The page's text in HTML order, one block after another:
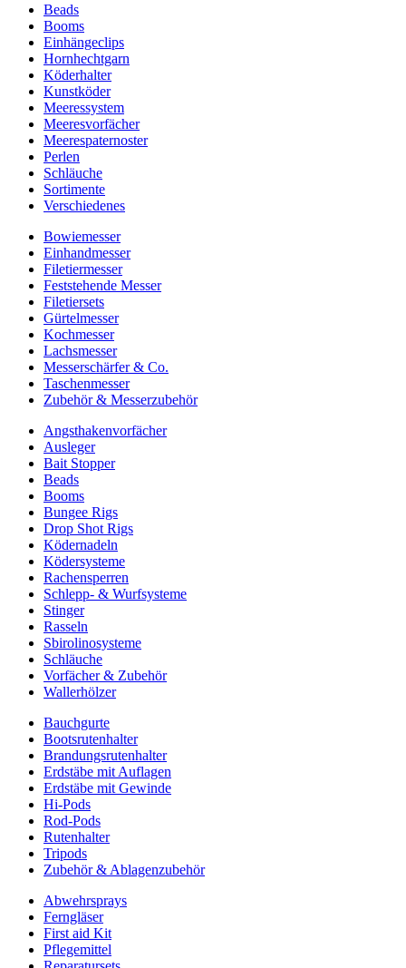
Beads
Booms
Einhängeclips
Hornhechtgarn
Köderhalter
Kunstköder
Meeressystem
Meeresvorfächer
Meerespaternoster
Perlen
Schläuche
Sortimente
Verschiedenes
Bowiemesser
Einhandmesser
Filetiermesser
Feststehende Messer
Filetiersets
Gürtelmesser
Kochmesser
Lachsmesser
Messerschärfer & Co.
Taschenmesser
Zubehör & Messerzubehör
Angsthakenvorfächer
Ausleger
Bait Stopper
Beads
Booms
Bungee Rigs
Drop Shot Rigs
Ködernadeln
Ködersysteme
Rachensperren
Schlepp- & Wurfsysteme
Stinger
Rasseln
Sbirolinosysteme
Schläuche
Vorfächer & Zubehör
Wallerhölzer
Bauchgurte
Bootsrutenhalter
Brandungsrutenhalter
Erdstäbe mit Auflagen
Erdstäbe mit Gewinde
Hi-Pods
Rod-Pods
Rutenhalter
Tripods
Zubehör & Ablagenzubehör
Abwehrsprays
Ferngläser
First aid Kit
Pflegemittel